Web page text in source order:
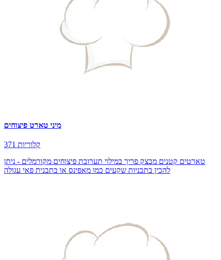
מיני טארט פיצוחים
371 קלוריות
טארטים קטנים מבצק פריך במילוי תערובת פיצוחים מקורמלים - ניתן
להכין בתבניות שקעים כמו מאפינס או בתבנית פאי עגולה